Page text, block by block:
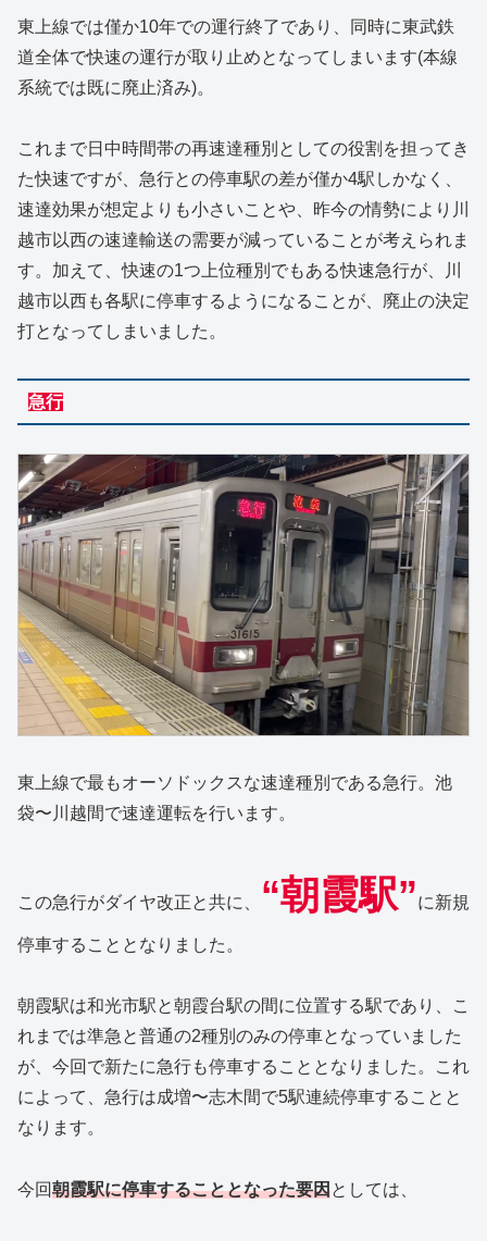
東上線では僅か10年での運行終了であり、同時に東武鉄
道全体で快速の運行が取り止めとなってしまいます(本線
系統では既に廃止済み)。
これまで日中時間帯の再速達種別としての役割を担ってき
た快速ですが、急行との停車駅の差が僅か4駅しかなく、
速達効果が想定よりも小さいことや、昨今の情勢により川
越市以西の速達輸送の需要が減っていることが考えられま
す。加えて、快速の1つ上位種別でもある快速急行が、川
越市以西も各駅に停車するようになることが、廃止の決定
打となってしまいました。
急行
東上線で最もオーソドックスな速達種別である急行。池
袋〜川越間で速達運転を行います。
この急行がダイヤ改正と共に、 “朝霞駅”に新規
停車することとなりました。
朝霞駅は和光市駅と朝霞台駅の間に位置する駅であり、こ
れまでは準急と普通の2種別のみの停車となっていました
が、今回で新たに急行も停車することとなりました。これ
によって、急行は成増〜志木間で5駅連続停車することと
なります。
今回朝霞駅に停車することとなった要因としては、